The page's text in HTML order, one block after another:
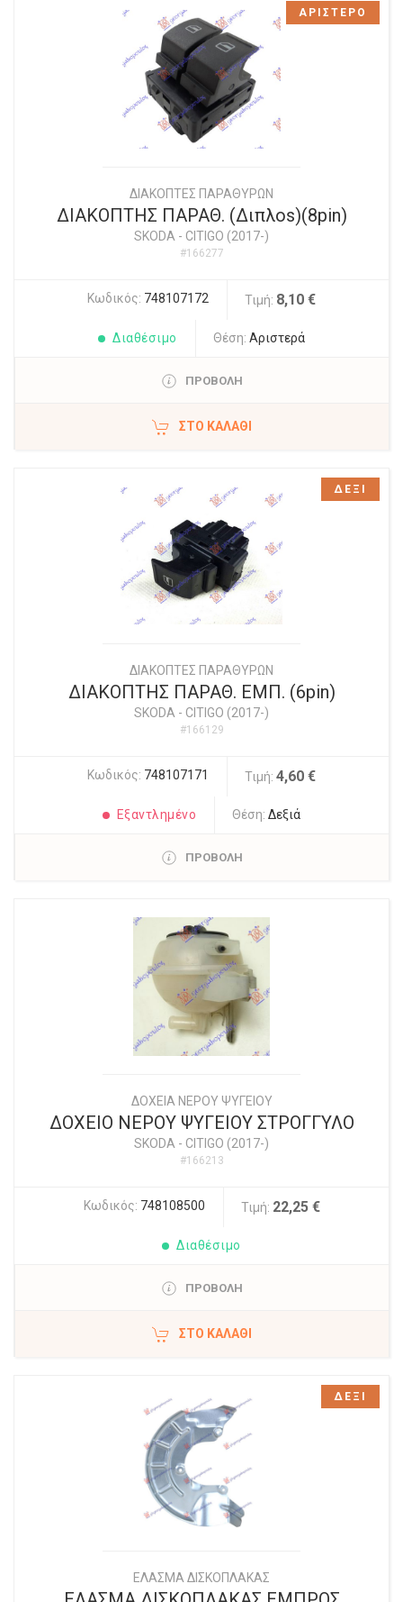
ΔΙΑΚΟΠΤΕΣ ΠΑΡΑΘΥΡΩΝ
ΔΙΑΚΟΠΤΗΣ ΠΑΡΑΘ. (Διπλοs)(8pin)
SKODA - CITIGO (2017-)
#166277
Κωδικός: 748107172 Τιμή: 8,10 €
Διαθέσιμο Θέση: Αριστερά
ΠΡΟΒΟΛΗ
ΣΤΟ ΚΑΛΆΘΙ
ΑΡΙΣΤΕΡΟ
ΔΙΑΚΟΠΤΕΣ ΠΑΡΑΘΥΡΩΝ
ΔΙΑΚΟΠΤΗΣ ΠΑΡΑΘ. ΕΜΠ. (6pin)
SKODA - CITIGO (2017-)
#166129
Κωδικός: 748107171 Τιμή: 4,60 €
Εξαντλημένο Θέση:Δεξιά
ΠΡΟΒΟΛΗ
ΔΕΞΙ
ΔΟΧΕΙΑ ΝΕΡΟΥ ΨΥΓΕΙΟΥ
ΔΟΧΕΙΟ ΝΕΡΟΥ ΨΥΓΕΙΟΥ ΣΤΡΟΓΓΥΛΟ
SKODA - CITIGO (2017-)
#166213
Κωδικός: 748108500 Τιμή: 22,25 €
Διαθέσιμο
ΠΡΟΒΟΛΗ
ΣΤΟ ΚΑΛΆΘΙ
ΕΛΑΣΜΑ ΔΙΣΚΟΠΛΑΚΑΣ
ΔΕΞΙ